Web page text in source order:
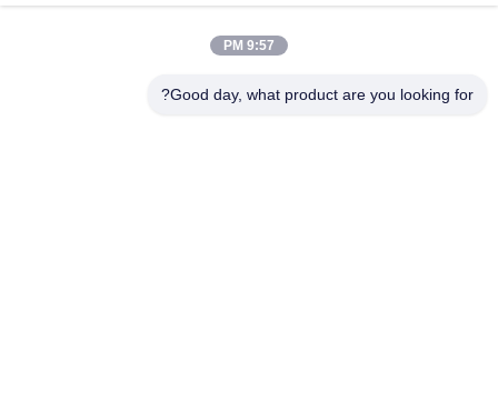
وصلة رله الدراجة النارية الكهربائية Kriss 100 للمشترين B2B أداء جيد
9:57 PM
Good day, what product are you looking for?